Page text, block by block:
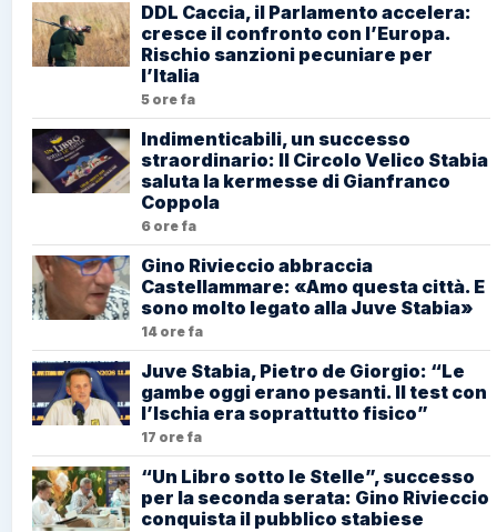
DDL Caccia, il Parlamento accelera:
cresce il confronto con l’Europa.
Rischio sanzioni pecuniare per
l’Italia
5 ore fa
Indimenticabili, un successo
straordinario: Il Circolo Velico Stabia
saluta la kermesse di Gianfranco
Coppola
6 ore fa
Gino Rivieccio abbraccia
Castellammare: «Amo questa città. E
sono molto legato alla Juve Stabia»
14 ore fa
Juve Stabia, Pietro de Giorgio: “Le
gambe oggi erano pesanti. Il test con
l’Ischia era soprattutto fisico”
17 ore fa
“Un Libro sotto le Stelle”, successo
per la seconda serata: Gino Rivieccio
conquista il pubblico stabiese